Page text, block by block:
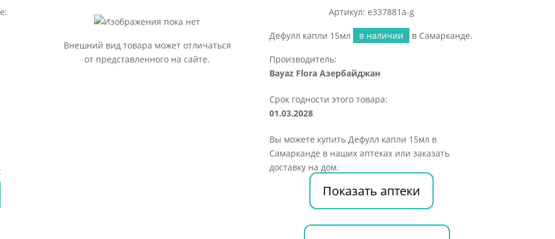
Внешний вид товара может отличаться
от представленного на сайте.
Артикул: e337881a-g
Дефулл капли 15мл в наличии в Самарканде.
Производитель:
Bayaz Flora Азербайджан
Срок годности этого товара:
01.03.2028
Вы можете купить Дефулл капли 15мл в
Самарканде в наших аптеках или заказать
доставку на дом.
Показать аптеки